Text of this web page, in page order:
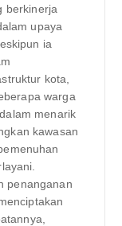
berkinerja
upaya
ia
kota,
warga
menarik
kawasan
penanganan